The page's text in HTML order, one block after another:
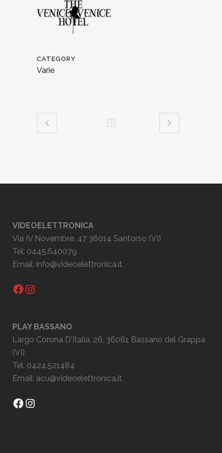
CATEGORY
Varie
VIDEOELETTRONICA
Via IV Novembre, 47 36014 Santorso (VI)
Tel: 0445.640079
Email: info@videoelettronica.it
Facebook
Instagram
PLAY BASSANO
Largo Corona D'Italia, 26, 36061 Bassano del Grappa
(VI)
Tel. 0424.521484
Email: acu@videoelettronica.it
Facebook
Instagram